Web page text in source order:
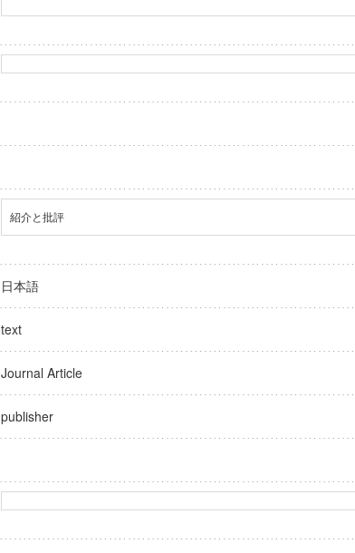
紹介と批評
日本語
text
Journal Article
publisher